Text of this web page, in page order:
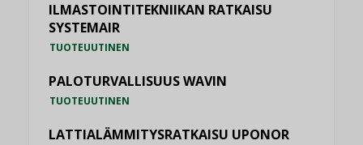
ILMASTOINTITEKNIIKAN RATKAISU
SYSTEMAIR
TUOTEUUTINEN
PALOTURVALLISUUS WAVIN
TUOTEUUTINEN
LATTIALÄMMITYSRATKAISU UPONOR